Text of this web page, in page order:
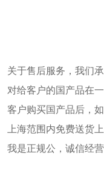
关于售后服务，我们
对给客户的国产品在
客户购买国产品后，
上海范围内免费送货
我是正规公，诚信经